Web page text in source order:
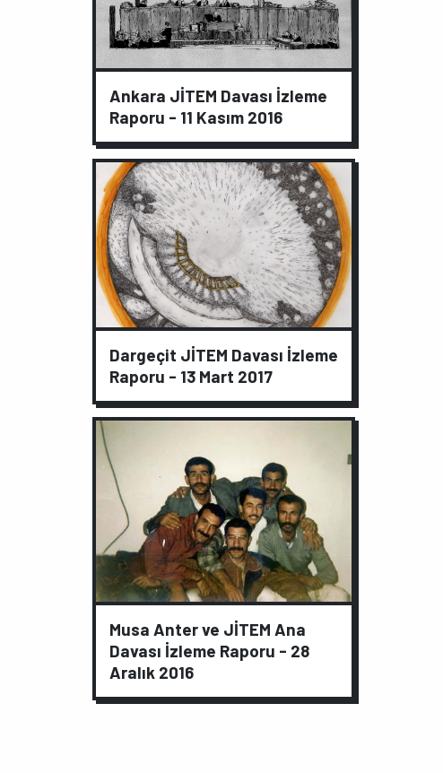
Ankara JİTEM Davası İzleme
Raporu - 11 Kasım 2016
Dargeçit JİTEM Davası İzleme
Raporu - 13 Mart 2017
Musa Anter ve JİTEM Ana
Davası İzleme Raporu - 28
Aralık 2016